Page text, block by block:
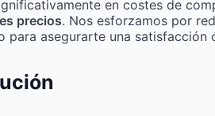
en costes de
precios. Nos esforzamos por
para asegurarte una satisfacción